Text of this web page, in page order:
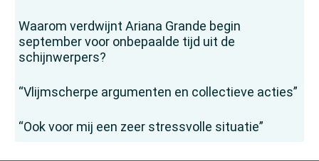
Waarom verdwijnt Ariana Grande begin
september voor onbepaalde tijd uit de
schijnwerpers?
“Vlijmscherpe argumenten en collectieve acties”
“Ook voor mij een zeer stressvolle situatie”